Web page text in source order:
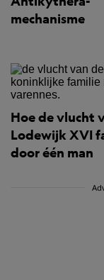
mechanisme
Hoe de vlucht
Lodewijk XVI
door één man